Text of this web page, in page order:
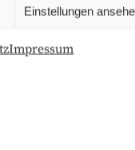
Einstellungen
Impressum